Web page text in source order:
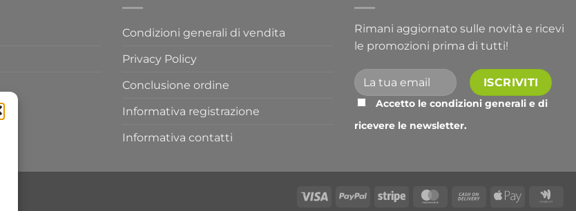
Condizioni generali di vendita
Privacy Policy
Conclusione ordine
Informativa registrazione
Informativa contatti
Rimani aggiornato sulle novità e ricevi
le promozioni prima di tutti!
Accetto le condizioni generali e di
ricevere le newsletter.
Visa PayPal Stripe MasterCard
Cash
Apple